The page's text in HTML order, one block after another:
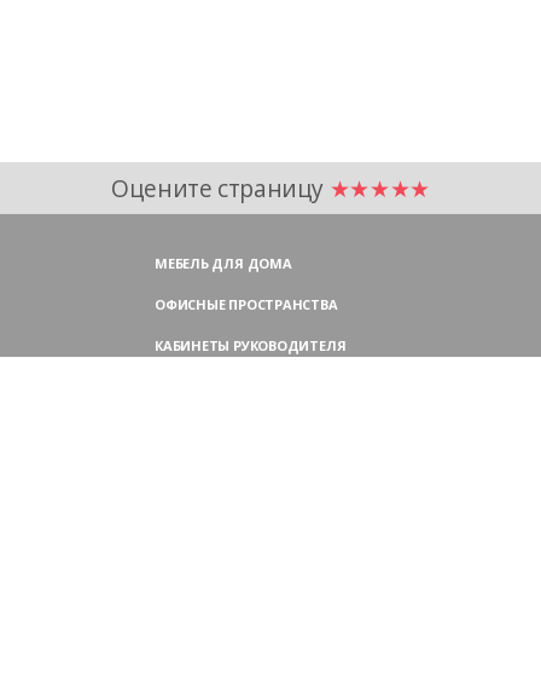
Оцените страницу ★★★★★
МЕБЕЛЬ ДЛЯ ДОМА
ОФИСНЫЕ ПРОСТРАНСТВА
КАБИНЕТЫ РУКОВОДИТЕЛЯ